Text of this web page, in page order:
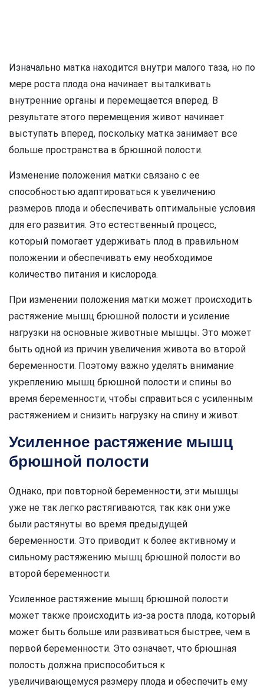
Изначально матка находится внутри малого таза, но по
мере роста плода она начинает выталкивать
внутренние органы и перемещается вперед. В
результате этого перемещения живот начинает
выступать вперед, поскольку матка занимает все
больше пространства в брюшной полости.
Изменение положения матки связано с ее
способностью адаптироваться к увеличению
размеров плода и обеспечивать оптимальные условия
для его развития. Это естественный процесс,
который помогает удерживать плод в правильном
положении и обеспечивать ему необходимое
количество питания и кислорода.
При изменении положения матки может происходить
растяжение мышц брюшной полости и усиление
нагрузки на основные животные мышцы. Это может
быть одной из причин увеличения живота во второй
беременности. Поэтому важно уделять внимание
укреплению мышц брюшной полости и спины во
время беременности, чтобы справиться с усиленным
растяжением и снизить нагрузку на спину и живот.
Усиленное растяжение мышц
брюшной полости
Однако, при повторной беременности, эти мышцы
уже не так легко растягиваются, так как они уже
были растянуты во время предыдущей
беременности. Это приводит к более активному и
сильному растяжению мышц брюшной полости во
второй беременности.
Усиленное растяжение мышц брюшной полости
может также происходить из-за роста плода, который
может быть больше или развиваться быстрее, чем в
первой беременности. Это означает, что брюшная
полость должна приспособиться к
увеличивающемуся размеру плода и обеспечить ему